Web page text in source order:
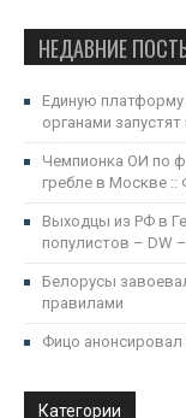
НЕДАВНИЕ
Единую
органами
Чемпионка ОИ по
гребле в Москве ::
Выходцы из РФ в
популистов – DW
Белорусы
правилами
Фицо анонсировал
Категории